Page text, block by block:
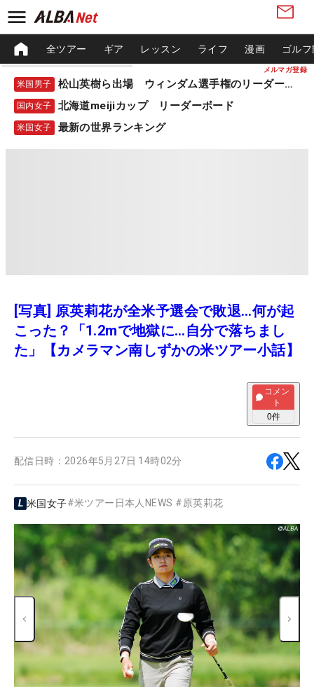
メルマガ登録
全ツアー ギア レッスン ライフ 漫画 ゴル
米国男子 松山英樹ら出場 ウィンダム選手権のリーダーボード
国内女子 北海道meijiカップ リーダーボード
米国女子 最新の世界ランキング
[写真] 原英莉花が全米予選会で敗退…何が起
こった？「1.2mで地獄に…自分で落ちまし
た」【カメラマン南しずかの米ツアー小話】
コメン
ト
0件
配信日時： 2026年5月27日 14時02分
米国女子#米ツアー日本人NEWS # 原英莉花